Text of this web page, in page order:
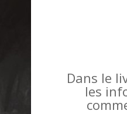
Dans le
les